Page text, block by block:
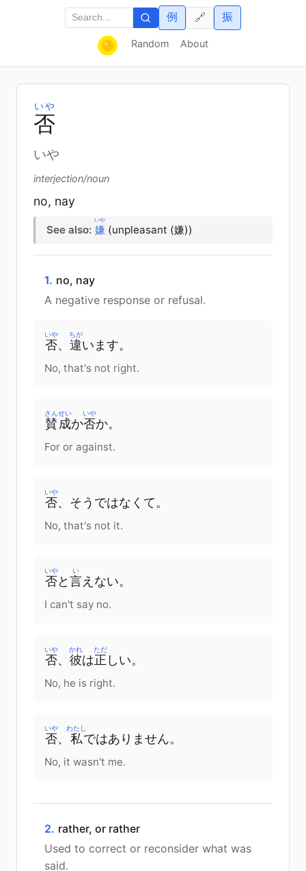
Random About
例 振
🔗
否
いや
いや
interjection/noun
no, nay
See also: 嫌
いや
(unpleasant (嫌))
1. no, nay
A negative response or refusal.
否
いや
、 違
ちが
います。
No, that's not right.
賛成
さんせい
か否
いや
か。
For or against.
否
いや
、 そう ではなくて。
No, that's not it.
否
いや
と 言
い
えない。
I can't say no.
否
いや
、 彼
かれ
は正
ただ
しい。
No, he is right.
否
いや
、 私
わたし
ではありません。
No, it wasn't me.
2. rather, or rather
Used to correct or reconsider what was
said.